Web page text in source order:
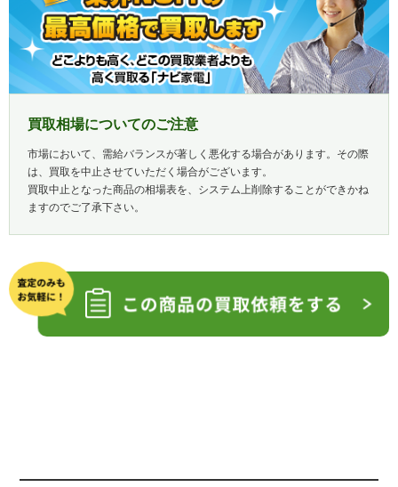
買取相場についてのご注意
市場において、需給バランスが著しく悪化する場合があります。その際
は、買取を中止させていただく場合がございます。
買取中止となった商品の相場表を、システム上削除することができかね
ますのでご了承下さい。